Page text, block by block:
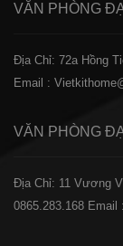
VĂN PHÒNG
Địa Chỉ: 72a Hồng
Email :
VĂN PHÒNG
Địa Chỉ: 11 Vương
0865.283.168 Email